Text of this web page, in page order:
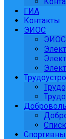
ГИА
Контакты
ЭИОС
ЭИОС